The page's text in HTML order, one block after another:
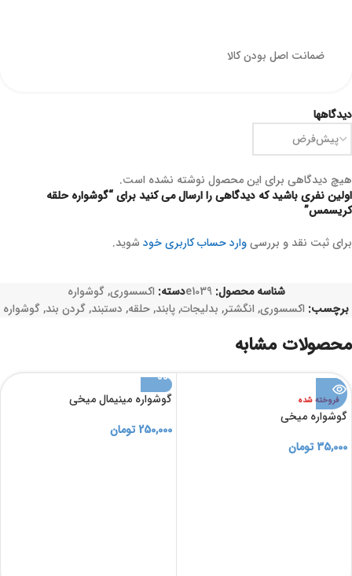
ضمانت اصل بودن کالا
دیدگاهها
هیچ دیدگاهی برای این محصول نوشته نشده است.
اولین نفری باشید که دیدگاهی را ارسال می کنید برای “گوشواره حلقه
کریسمس”
برای ثبت نقد و بررسیوارد حساب کاربری خود شوید.
شناسه محصول:e1039دسته: اکسسوری, گوشواره
برچسب: اکسسوری, انگشتر, بدلیجات,پابند,حلقه, دستبند,گردن بند,گوشواره
محصولات مشابه
فروخته شده
گوشواره میخی
35,000 تومان
گوشواره مینیمال میخی
250,000تومان